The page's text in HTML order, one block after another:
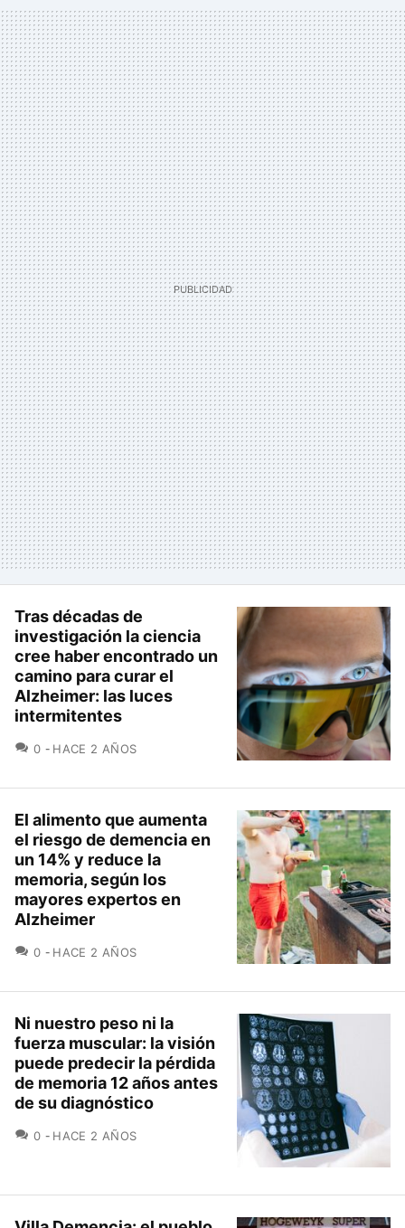
Tras décadas de
investigación la ciencia
cree haber encontrado un
camino para curar el
Alzheimer: las luces
intermitentes
0 COMENTARIOS
HACE 2 AÑOS
El alimento que aumenta
el riesgo de demencia en
un 14% y reduce la
memoria, según los
mayores expertos en
Alzheimer
0 COMENTARIOS
HACE 2 AÑOS
Ni nuestro peso ni la
fuerza muscular: la visión
puede predecir la pérdida
de memoria 12 años antes
de su diagnóstico
0 COMENTARIOS
HACE 2 AÑOS